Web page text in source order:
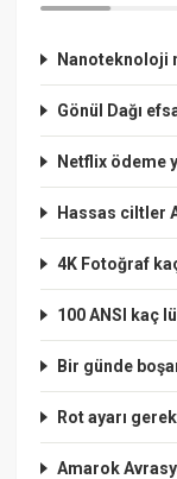
Nanoteknoloji
Gönül Dağı
Netflix ödeme
Hassas ciltler
4K Fotoğraf
100 ANSI kaç
Bir günde
Rot ayarı
Amarok